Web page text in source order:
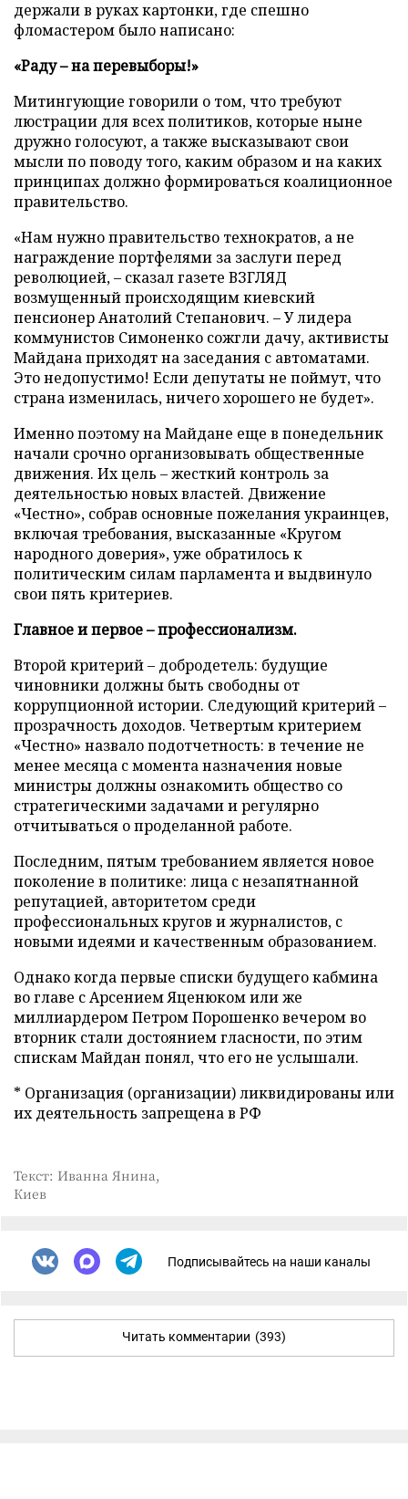
держали в руках картонки, где спешно
фломастером было написано:
«Раду – на перевыборы!»
Митингующие говорили о том, что требуют
люстрации для всех политиков, которые ныне
дружно голосуют, а также высказывают свои
мысли по поводу того, каким образом и на каких
принципах должно формироваться коалиционное
правительство.
«Нам нужно правительство технократов, а не
награждение портфелями за заслуги перед
революцией, – сказал газете ВЗГЛЯД
возмущенный происходящим киевский
пенсионер Анатолий Степанович. – У лидера
коммунистов Симоненко сожгли дачу, активисты
Майдана приходят на заседания с автоматами.
Это недопустимо! Если депутаты не поймут, что
страна изменилась, ничего хорошего не будет».
Именно поэтому на Майдане еще в понедельник
начали срочно организовывать общественные
движения. Их цель – жесткий контроль за
деятельностью новых властей. Движение
«Честно», собрав основные пожелания украинцев,
включая требования, высказанные «Кругом
народного доверия», уже обратилось к
политическим силам парламента и выдвинуло
свои пять критериев.
Главное и первое – профессионализм.
Второй критерий – добродетель: будущие
чиновники должны быть свободны от
коррупционнойистории. Следующий критерий –
прозрачность доходов. Четвертым критерием
«Честно» назвало подотчетность: в течение не
менее месяца с момента назначенияновые
министры должны ознакомить общество со
стратегическими задачами и регулярно
отчитываться о проделанной работе.
Последним, пятым требованием является новое
поколение в политике: лица с незапятнанной
репутацией, авторитетом среди
профессиональных кругов и журналистов, с
новыми идеями и качественным образованием.
Однако когда первые списки будущего кабмина
во главе с Арсением Яценюком или же
миллиардером Петром Порошенко вечером во
вторник стали достоянием гласности, по этим
спискам Майдан понял, что его не услышали.
* Организация (организации) ликвидированы или
их деятельность запрещена в РФ
Текст: Иванна Янина,
Киев
Подписывайтесь на наши каналы
Читать комментарии (393)